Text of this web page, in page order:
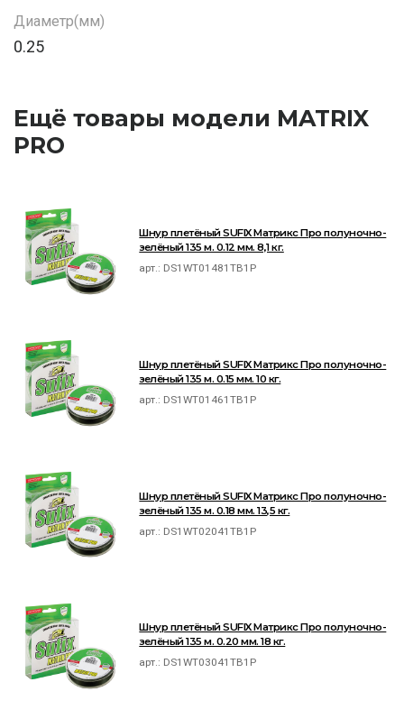
Диаметр(мм)
0.25
Ещё товары модели MATRIX
PRO
Шнур плетёный SUFIX Матрикс Про полуночно-
зелёный 135 м. 0.12 мм. 8,1 кг.
арт.: DS1WT01481TB1P
Шнур плетёный SUFIX Матрикс Про полуночно-
зелёный 135 м. 0.15 мм. 10 кг.
арт.: DS1WT01461TB1P
Шнур плетёный SUFIX Матрикс Про полуночно-
зелёный 135 м. 0.18 мм. 13,5 кг.
арт.: DS1WT02041TB1P
Шнур плетёный SUFIX Матрикс Про полуночно-
зелёный 135 м. 0.20 мм. 18 кг.
арт.: DS1WT03041TB1P